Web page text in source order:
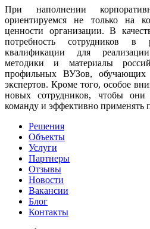
При наполнении
ориентируемся не только на
ценности организации. В
потребность сотрудников
квалификации для
методики и материалы
профильных ВУЗов,
экспертов. Кроме того, особое
новых сотрудников, чтобы
команду и эффективно применять
Решения
Объекты
Услуги
Партнеры
Отзывы
Новости
Вакансии
Блог
Контакты